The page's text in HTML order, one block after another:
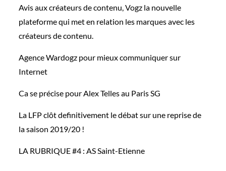
Avis aux créateurs de contenu, Vogz la nouvelle
plateforme qui met en relation les marques avec les
créateurs de contenu.
Agence Wardogz pour mieux communiquer sur
Internet
Ca se précise pour Alex Telles au Paris SG
La LFP clôt definitivement le débat sur une reprise de
la saison 2019/20 !
LA RUBRIQUE #4 : AS Saint-Etienne